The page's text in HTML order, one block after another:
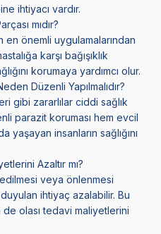
ihtiyacı vardır.
mıdır?
en önemli uygulamalarından
karşı bağışıklık
korumaya yardımcı olur.
Düzenli Yapılmalıdır?
gibi zararlılar ciddi sağlık
parazit koruması hem evcil
yaşayan insanların sağlığını
Azaltır mı?
veya önlenmesi
ihtiyaç azalabilir. Bu
olası tedavi maliyetlerini